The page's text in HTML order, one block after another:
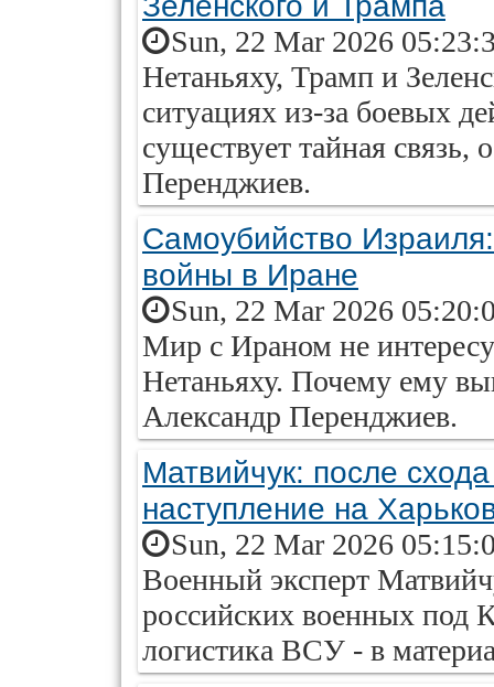
Sun, 22 Mar 2026
Нетаньяху, Трамп и
ситуациях из-за боевых
существует тайная связь,
Перенджиев.
Самоубийство
войны в Иране
Sun, 22 Mar 2026
Мир с Ираном не
Нетаньяху. Почему ему
Александр Перенджиев.
Матвийчук: после
наступление на
Sun, 22 Mar 2026
Военный эксперт
российских военных под
логистика ВСУ - в